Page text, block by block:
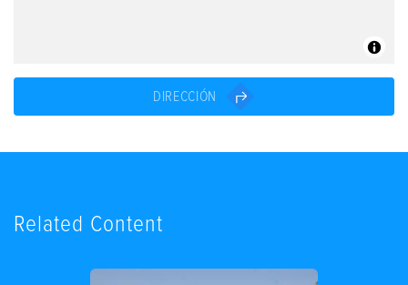
DIRECCIÓN
Related Content